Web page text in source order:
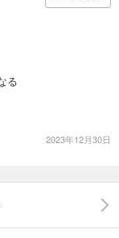
る
2023年12月30日